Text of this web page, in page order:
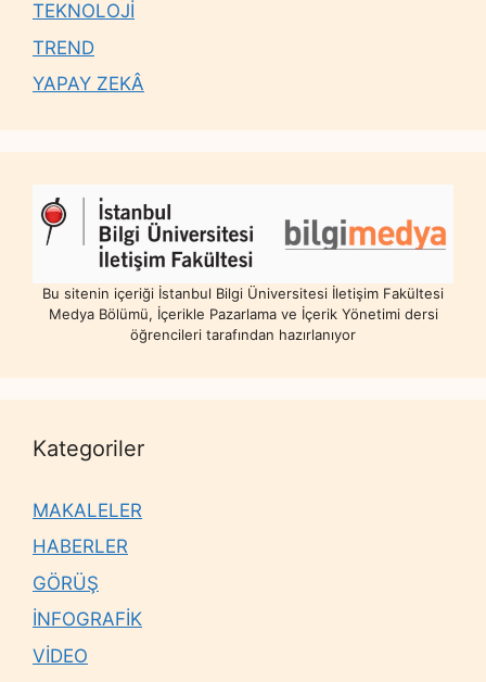
TEKNOLOJİ
TREND
YAPAY ZEKÂ
Bu sitenin içeriği İstanbul Bilgi Üniversitesi İletişim Fakültesi
Medya Bölümü, İçerikle Pazarlama ve İçerik Yönetimi dersi
öğrencileri tarafından hazırlanıyor
Kategoriler
MAKALELER
HABERLER
GÖRÜŞ
İNFOGRAFİK
VİDEO